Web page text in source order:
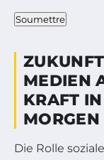
Soumettre
MEDIEN
KRAFT
MORGEN
Die Rolle